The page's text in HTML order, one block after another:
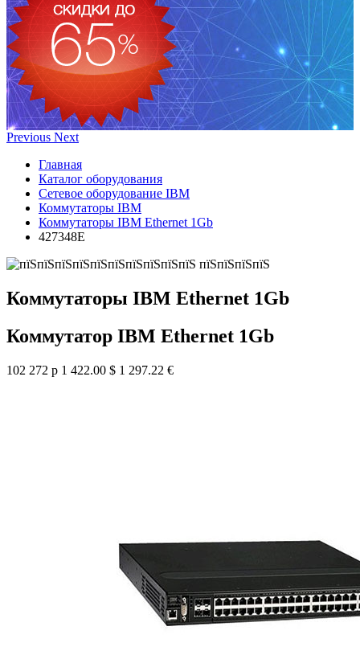
Previous Next
Главная
Каталог оборудования
Сетевое оборудование IBM
Коммутаторы IBM
Коммутаторы IBM Ethernet 1Gb
427348E
Коммутаторы IBM Ethernet 1Gb
Коммутатор IBM Ethernet 1Gb
102 272 р 1 422.00 $ 1 297.22 €